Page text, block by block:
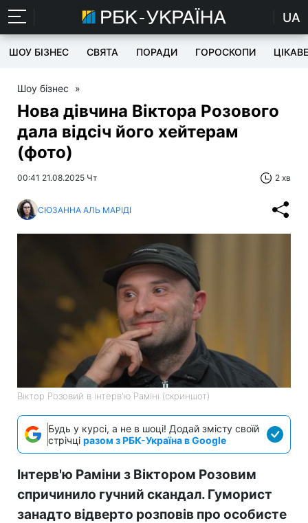
UA
ШОУ БІЗНЕС СВЯТА ПОРАДИ ГОРОСКОПИ ЦІКАВЕ
Шоу бізнес »
Нова дівчина Віктора Розового
дала відсіч його хейтерам
(фото)
00:41 21.08.2025 Чт 2 хв
СЮЗАННА АЛЬ МАРІДІ
Віктор Розовий в інтерв'ю Раміні (скриншот)
Будь у курсі, а не в шоці! Додай змісту своїй
стрічці разом з РБК-Україна в Google
Інтерв'ю Раміни з Віктором Розовим
спричинило гучний скандал. Гуморист
занадто відверто розповів про особисте